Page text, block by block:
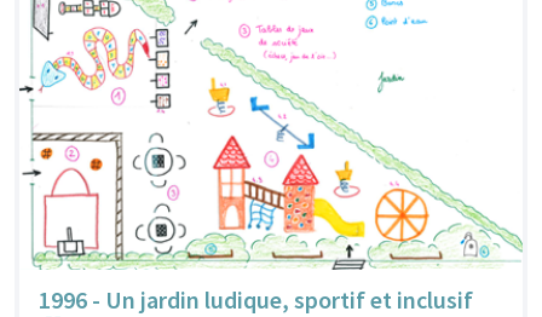
1996 - Un jardin ludique, sportif et inclusif